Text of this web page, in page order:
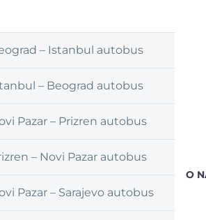
– Istanbul autobus
– Beograd autobus
Pazar – Prizren autobus
– Novi Pazar autobus
Pazar – Sarajevo autobus
O